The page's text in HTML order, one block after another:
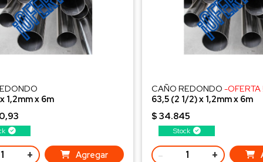
1,2mm x 6m
+ Agregar
Stock
CAÑO REDONDO -OFERTA
63,5 (2 1/2) x 1,2mm x 6m
Peso 11,5 Kg/ud
$ 34.845
- +